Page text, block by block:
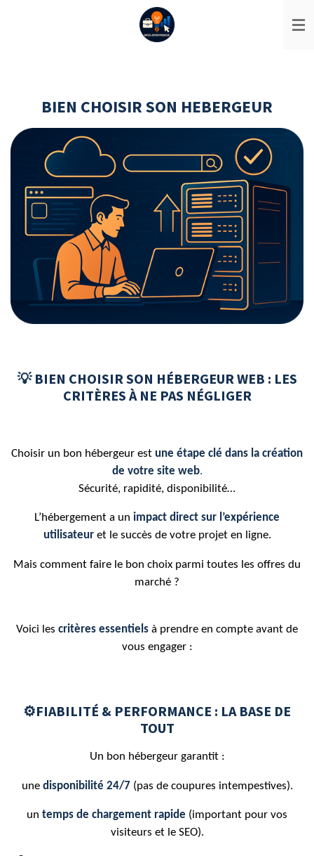
BIEN CHOISIR SON HEBERGEUR
💡 BIEN CHOISIR SON HÉBERGEUR WEB : LES
CRITÈRES À NE PAS NÉGLIGER
Choisir un bon hébergeur est une étape clé dans la création
de votre site web.
Sécurité, rapidité, disponibilité…
L’hébergement a un impact direct sur l’expérience
utilisateuret le succès de votre projet en ligne.
Mais comment faire le bon choix parmi toutes les offres du
marché ?
Voici les critères essentiels à prendre en compte avant de
vous engager :
⚙️FIABILITÉ & PERFORMANCE : LA BASE DE
TOUT
Un bon hébergeur garantit :
une disponibilité 24/7 (pas de coupures intempestives).
un temps de chargement rapide (important pour vos
visiteurs et le SEO).